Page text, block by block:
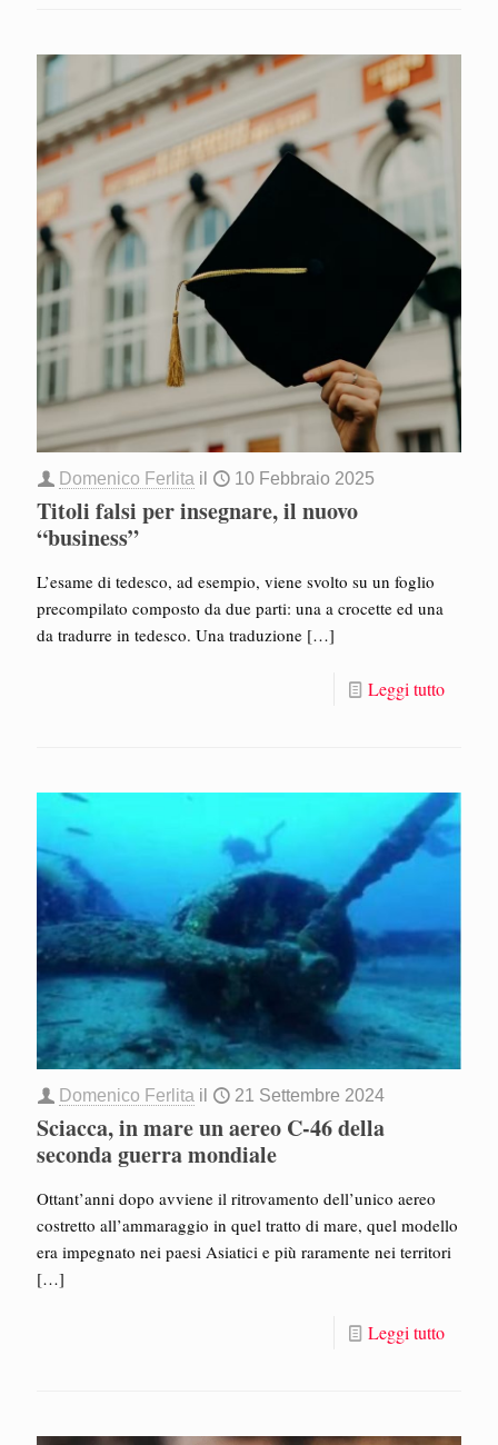
Domenico Ferlita il 10 Febbraio 2025
Titoli falsi per insegnare, il nuovo
“business”
L’esame di tedesco, ad esempio, viene svolto su un foglio
precompilato composto da due parti: una a crocette ed una
da tradurre in tedesco. Una traduzione […]
Leggi tutto
Domenico Ferlita il 21 Settembre 2024
Sciacca, in mare un aereo C-46 della
seconda guerra mondiale
Ottant’anni dopo avviene il ritrovamento dell’unico aereo
costretto all’ammaraggio in quel tratto di mare, quel modello
era impegnato nei paesi Asiatici e più raramente nei territori
[…]
Leggi tutto